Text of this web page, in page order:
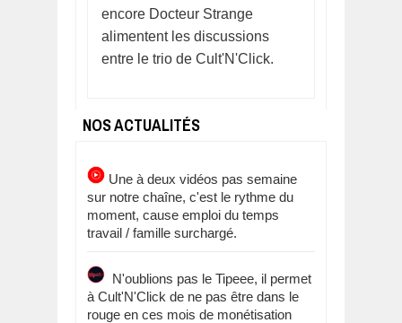
encore Docteur Strange
alimentent les discussions
entre le trio de Cult'N'Click.
NOS ACTUALITÉS
Une à deux vidéos pas semaine
sur notre chaîne, c'est le rythme du
moment, cause emploi du temps
travail / famille surchargé.
N'oublions pas le Tipeee, il permet
à Cult'N'Click de ne pas être dans le
rouge en ces mois de monétisation